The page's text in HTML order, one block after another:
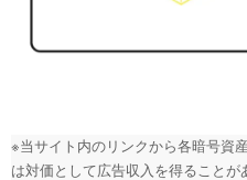
※当サイト内のリンクから各暗号資
は対価として広告収入を得ることが